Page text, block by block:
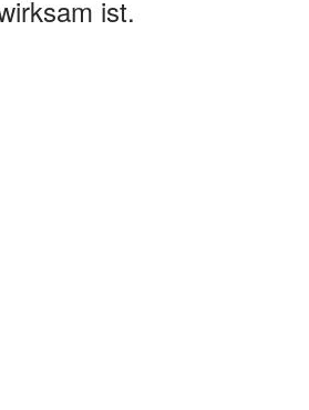
ist.